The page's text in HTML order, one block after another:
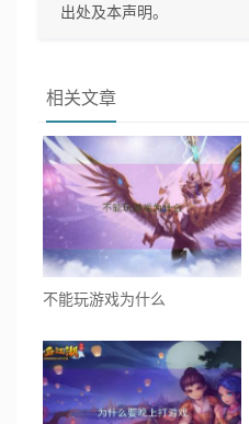
出处及本声明。
相关文章
不能玩游戏为什么